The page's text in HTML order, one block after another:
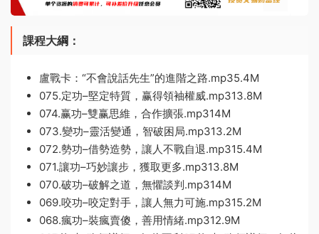
課程大綱：
盧戰卡：“不會說話先生”的進階之路.mp35.4M
075.定功–堅定特質，赢得領袖權威.mp313.8M
074.赢功–雙赢思維，合作擴張.mp314M
073.變功–靈活變通，智破困局.mp313.2M
072.勢功–借勢造勢，讓人不戰自退.mp315.4M
071.讓功–巧妙讓步，獲取更多.mp313.8M
070.破功–破解之道，無懼談判.mp314M
069.咬功–咬定對手，讓人無力可施.mp315.2M
068.瘋功–裝瘋賣傻，善用情緒.mp312.9M